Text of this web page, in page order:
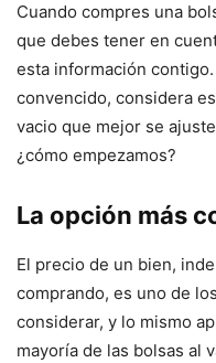
Cuando compres una
que debes tener en
esta información
convencido, considera
vacio que mejor se
¿cómo empezamos?
La opción más
El precio de un bien,
comprando, es uno de
considerar, y lo mismo
mayoría de las bolsas al